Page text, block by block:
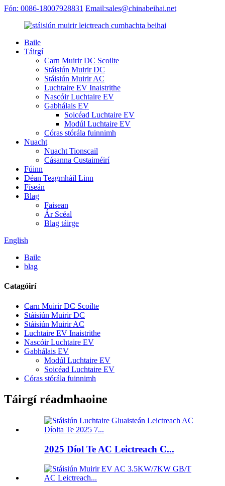
Fón: 0086-18007928831 Email:sales@chinabeihai.net
Baile
Táirgí
Carn Muirir DC Scoilte
Stáisiún Muirir DC
Stáisiún Muirir AC
Luchtaire EV Inaistrithe
Nascóir Luchtaire EV
Gabhálais EV
Soicéad Luchtaire EV
Modúl Luchtaire EV
Córas stórála fuinnimh
Nuacht
Nuacht Tionscail
Cásanna Custaiméirí
Fúinn
Déan Teagmháil Linn
Físeán
Blag
Faisean
Ár Scéal
Blag táirge
English
Baile
blag
Catagóirí
Carn Muirir DC Scoilte
Stáisiún Muirir DC
Stáisiún Muirir AC
Luchtaire EV Inaistrithe
Nascóir Luchtaire EV
Gabhálais EV
Modúl Luchtaire EV
Soicéad Luchtaire EV
Córas stórála fuinnimh
Táirgí réadmhaoine
2025 Díol Te AC Leictreach C...